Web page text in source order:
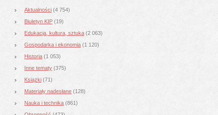
Aktualności (4 754)
Biuletyn KIP (19)
Edukacja, kultura, sztuka (2 063)
Gospodarka i ekonomia (1 120)
Historia (1 053)
Inne tematy (375)
Książki (71)
Materiały nadesłane (128)
Nauka i technika (861)